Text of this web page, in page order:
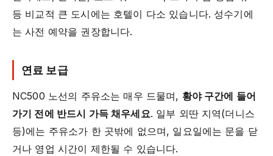
등 비교적 큰 도시에는 호텔이 다소 있습니다. 성수기에
는 사전 예약을 권장합니다.
연료 보급
NC500 노선의 주유소는 매우 드물며, 황야 구간에 들어
가기 전에 반드시 가득 채우세요. 일부 외딴 지역(더니스
등)에는 주유소가 한 곳밖에 없으며, 일요일에는 문을 닫
거나 영업 시간이 제한될 수 있습니다.